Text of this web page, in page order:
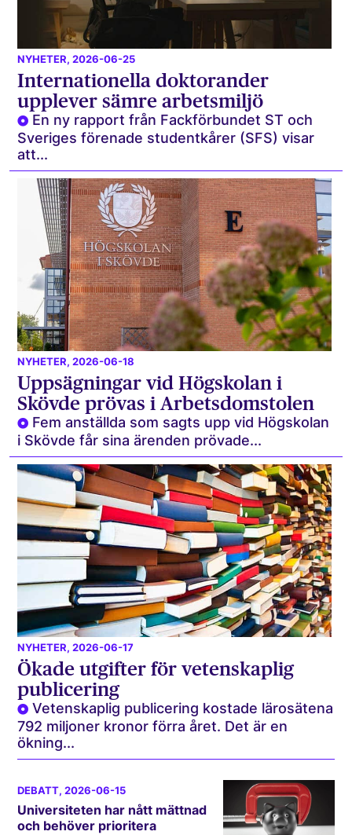
NYHETER, 2026-06-25
Internationella doktorander
upplever sämre arbetsmiljö
En ny rapport från Fackförbundet ST och
Sveriges förenade studentkårer (SFS) visar
att...
NYHETER, 2026-06-18
Uppsägningar vid Högskolan i
Skövde prövas i Arbetsdomstolen
Fem anställda som sagts upp vid Högskolan
i Skövde får sina ärenden prövade...
NYHETER, 2026-06-17
Ökade utgifter för vetenskaplig
publicering
Vetenskaplig publicering kostade lärosätena
792 miljoner kronor förra året. Det är en
ökning...
DEBATT, 2026-06-15
Universiteten har nått mättnad
och behöver prioritera